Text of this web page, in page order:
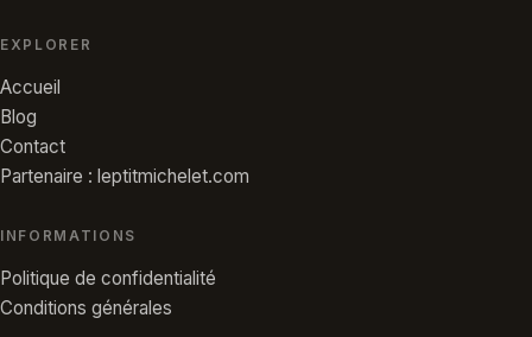
EXPLORER
Accueil
Blog
Contact
Partenaire : leptitmichelet.com
INFORMATIONS
Politique de confidentialité
Conditions générales